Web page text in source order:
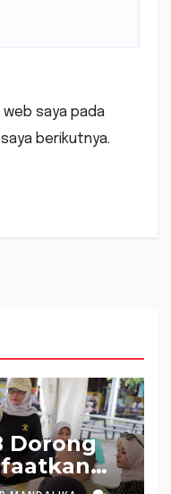
web saya pada
berikutnya.
Dorong
Mudah,